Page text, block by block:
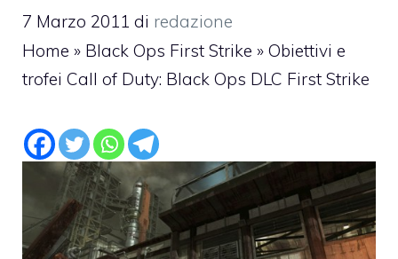
7 Marzo 2011 di redazione
Home » Black Ops First Strike » Obiettivi e
trofei Call of Duty: Black Ops DLC First Strike